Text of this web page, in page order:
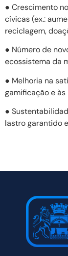
● Crescimento
cívicas (ex.:
reciclagem,
● Número de
ecossistema
● Melhoria na
gamificação e
●
lastro garantido